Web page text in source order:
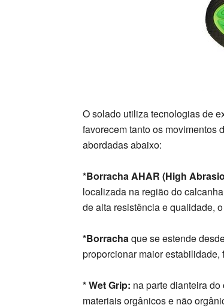
O solado utiliza tecnologias de
favorecem tanto os movimentos
abordadas abaixo:
*Borracha AHAR (High
localizada na região do
de alta resistência e qualidade,
*Borrachaque se estende
proporcionar maior
* Wet Grip: na parte dianteira
materiais orgânicos e não